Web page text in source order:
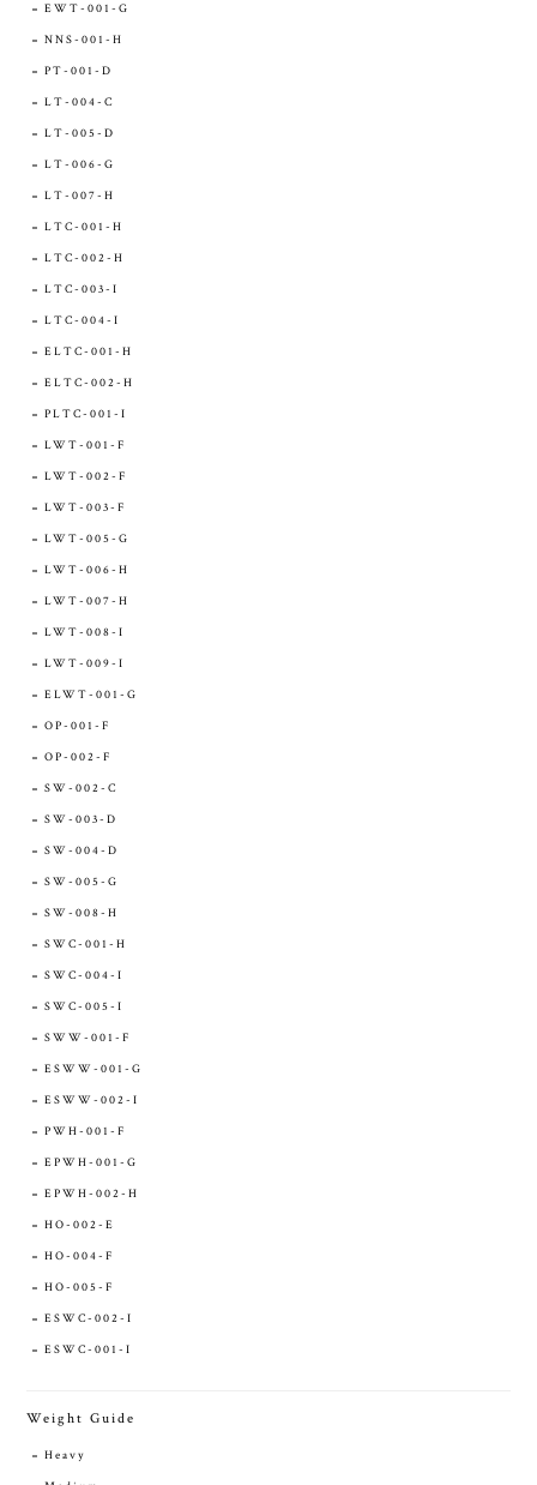
EWT-001-G
NNS-001-H
PT-001-D
LT-004-C
LT-005-D
LT-006-G
LT-007-H
LTC-001-H
LTC-002-H
LTC-003-I
LTC-004-I
ELTC-001-H
ELTC-002-H
PLTC-001-I
LWT-001-F
LWT-002-F
LWT-003-F
LWT-005-G
LWT-006-H
LWT-007-H
LWT-008-I
LWT-009-I
ELWT-001-G
OP-001-F
OP-002-F
SW-002-C
SW-003-D
SW-004-D
SW-005-G
SW-008-H
SWC-001-H
SWC-004-I
SWC-005-I
SWW-001-F
ESWW-001-G
ESWW-002-I
PWH-001-F
EPWH-001-G
EPWH-002-H
HO-002-E
HO-004-F
HO-005-F
ESWC-002-I
ESWC-001-I
Weight Guide
Heavy